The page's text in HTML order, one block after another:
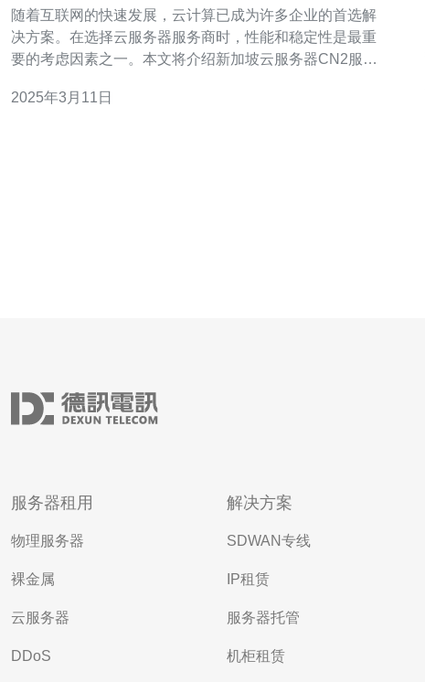
随着互联网的快速发展，云计算已成为许多企业的首选解
决方案。在选择云服务器服务商时，性能和稳定性是最重
要的考虑因素之一。本文将介绍新加坡云服务器CN2服务
想之选。 CN2是中国电信推出的下一代互联网骨干网络服
2025年3月11日
服务器租用
物理服务器
裸金属
云服务器
DDoS
解决方案
SDWAN专线
IP租赁
服务器托管
机柜租赁